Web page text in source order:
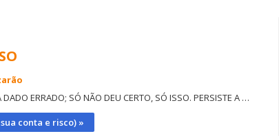
DADO ERRADO; SÓ NÃO DEU CERTO, SÓ ISSO. PERSISTE A …
conta e risco) »